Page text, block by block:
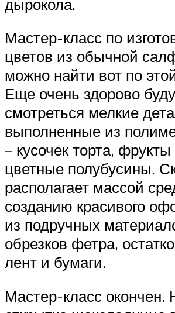
дырокола.
Мастер-класс по
цветов из обычной
можно найти вот по
Еще очень здорово
смотреться мелкие
выполненные из
– кусочек торта,
цветные полубусины.
располагает массой
созданию красивого
из подручных
обрезков фетра,
лент и бумаги.
Мастер-класс окончен.